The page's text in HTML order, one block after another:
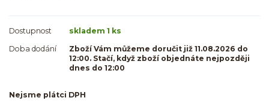
Dostupnost
skladem 1 ks
Doba dodání
Zboží Vám můžeme doručit již 11.08.2026 do
12:00. Stačí, když zboží objednáte nejpozději
dnes do 12:00
Nejsme plátci DPH